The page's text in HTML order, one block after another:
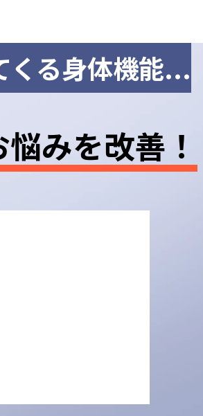
くる身体機能...
みを改善！